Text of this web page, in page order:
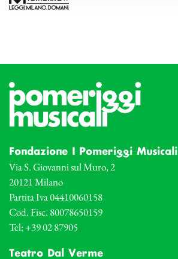
Fondazione I Pomeriggi Musicali
Via S. Giovanni sul Muro, 2
20121 Milano
Partita Iva 04410060158
Cod. Fisc. 80078650159
Tel: +39 02 87905
Teatro Dal Verme